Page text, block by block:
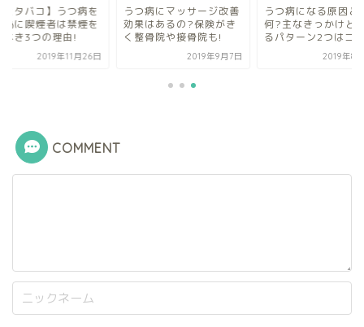
とタバコ】うつ病を
為に喫煙者は禁煙を
べき3つの理由!
2019年11月26日
うつ病にマッサージ改善
効果はあるの?保険がき
く整骨院や接骨院も!
2019年9月7日
うつ病になる原因と
何?主なきっかけと
るパターン2つはコ
2019年8
COMMENT